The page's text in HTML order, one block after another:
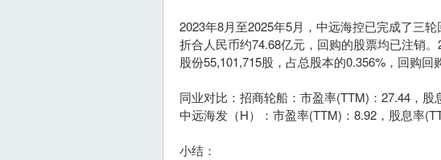
2023年8月至2025年5月，中远海控已完成了三
折合人民币约74.68亿元，回购的股票均已注销
股份55,101,715股，占总股本的0.356%，回购回
同业对比：招商轮船：市盈率(TTM)：27.44，
中远海发（H）：市盈率(TTM)：8.92，股息率
小结：